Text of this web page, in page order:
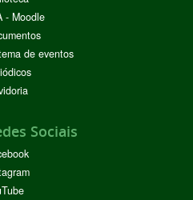
- Moodle
de eventos
Sociais